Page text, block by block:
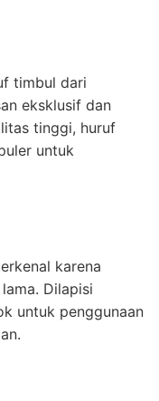
timbul dari
eksklusif dan
tinggi, huruf
untuk
karena
Dilapisi
untuk penggunaan